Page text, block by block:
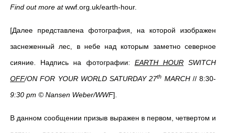
Find out more atwwf.org.uk/earth-hour.
[Далее представлена фотография, на которой изображен
заснеженный лес, в небе над которым заметно северное
сияние. Надпись на фотографии: EARTH HOURSWITCH
OFF/ON FOR YOUR WORLD SATURDAY 27th MARCH// 8:30-
9:30 pm © Nansen Weber/WWF].
В данном сообщении призыв выражен в первом, четвертом и